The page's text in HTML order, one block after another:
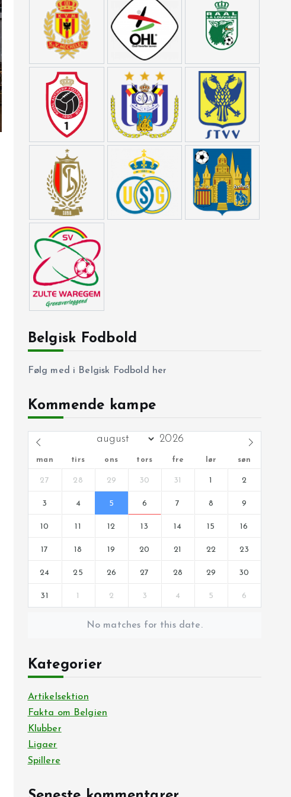
Belgisk Fodbold
Følg med i Belgisk Fodbold her
Kommende kampe
man tirs ons tors fre lør søn
27 28 29 30 31 1 2
3 4 5 6 7 8 9
10 11 12 13 14 15 16
17 18 19 20 21 22 23
24 25 26 27 28 29 30
31 1 2 3 4 5 6
No matches for this date.
Kategorier
Artikelsektion
Fakta om Belgien
Klubber
Ligaer
Spillere